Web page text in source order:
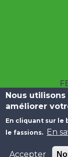
| 10
Menu Pied
Liens Utiles
Nous
améliorer
En cliquant sur le
le fassions. En
Accepter